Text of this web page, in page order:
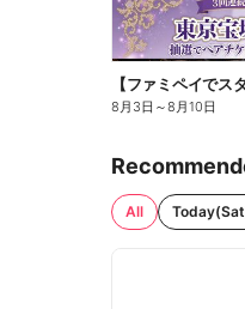
8月3日 ～8月10日
All